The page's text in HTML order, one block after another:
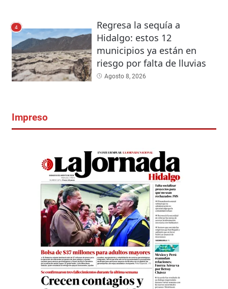
4
Regresa la sequía a
Hidalgo: estos 12
municipios ya están en
riesgo por falta de lluvias
Agosto 8, 2026
Impreso